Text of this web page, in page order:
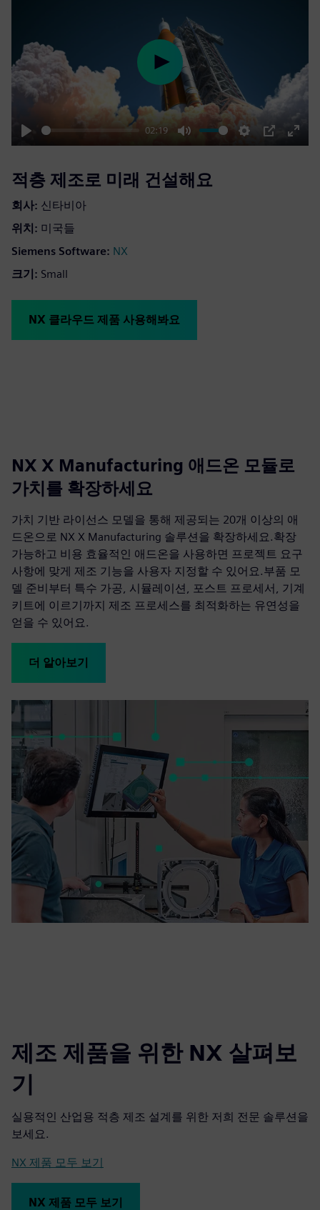
Play
02:19
Mute Settings
PIP
Enter
Play
적층 제조로 미래 건설해요
회사: 신타비아
위치: 미국들
Siemens Software: NX
크기: Small
NX 클라우드 제품 사용해봐요
NX X Manufacturing 애드온 모듈로
가치를 확장하세요
가치 기반 라이선스 모델을 통해 제공되는 20개 이상의 애
드온으로 NX X Manufacturing 솔루션을 확장하세요.확장
가능하고 비용 효율적인 애드온을 사용하면 프로젝트 요구
사항에 맞게 제조 기능을 사용자 지정할 수 있어요.부품 모
델 준비부터 특수 가공, 시뮬레이션, 포스트 프로세서, 기계
키트에 이르기까지 제조 프로세스를 최적화하는 유연성을
얻을 수 있어요.
더 알아보기
제조 제품을 위한 NX 살펴보
기
실용적인 산업용 적층 제조 설계를 위한 저희 전문 솔루션을
보세요.
NX 제품 모두 보기
NX 제품 모두 보기